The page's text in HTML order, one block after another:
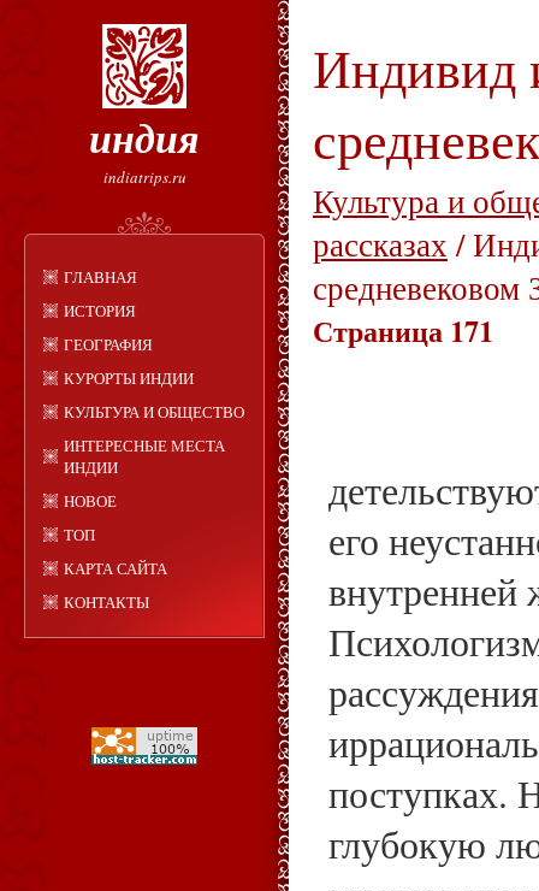
индия
indiatrips.ru
ГЛАВНАЯ
ИСТОРИЯ
ГЕОГРАФИЯ
КУРОРТЫ ИНДИИ
КУЛЬТУРА И ОБЩЕСТВО
ИНТЕРЕСНЫЕ МЕСТА
ИНДИИ
НОВОЕ
ТОП
КАРТА САЙТА
КОНТАКТЫ
Индивид
Культура и
рассказах/
средневековом
Страница 171
его
внутренней
поступках.
глубокую